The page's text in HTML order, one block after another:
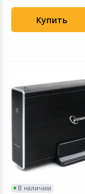
Купить
В наличии